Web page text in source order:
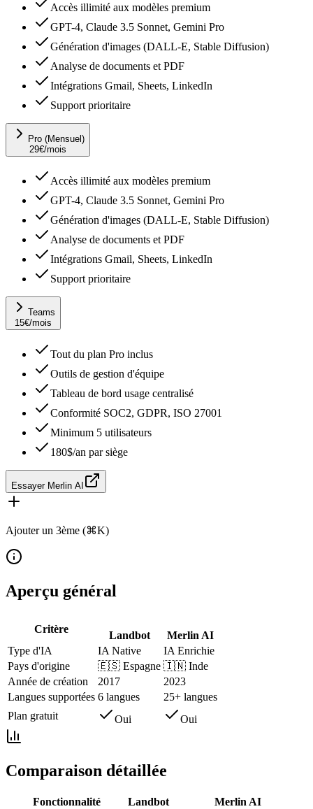
Accès illimité aux modèles premium
GPT-4, Claude 3.5 Sonnet, Gemini Pro
Génération d'images (DALL-E, Stable Diffusion)
Analyse de documents et PDF
Intégrations Gmail, Sheets, LinkedIn
Support prioritaire
Pro (Mensuel)
29€/mois
Accès illimité aux modèles premium
GPT-4, Claude 3.5 Sonnet, Gemini Pro
Génération d'images (DALL-E, Stable Diffusion)
Analyse de documents et PDF
Intégrations Gmail, Sheets, LinkedIn
Support prioritaire
Teams
15€/mois
Tout du plan Pro inclus
Outils de gestion d'équipe
Tableau de bord usage centralisé
Conformité SOC2, GDPR, ISO 27001
Minimum 5 utilisateurs
180$/an par siège
Essayer Merlin AI
Ajouter un 3ème (⌘K)
Aperçu général
Critère
Landbot
Merlin AI
Type d'IA
IA Native
IA Enrichie
Pays d'origine
🇪🇸 Espagne 🇮🇳 Inde
Année de création
2017
2023
Langues supportées 6 langues
25+ langues
Plan gratuit
Oui Oui
Comparaison détaillée
Fonctionnalité Landbot Merlin AI